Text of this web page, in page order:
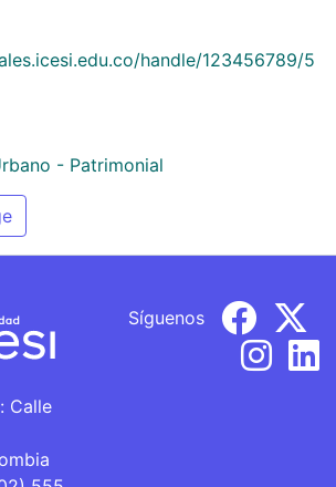
handle/123456789/5
- Patrimonial
Calle
Síguenos